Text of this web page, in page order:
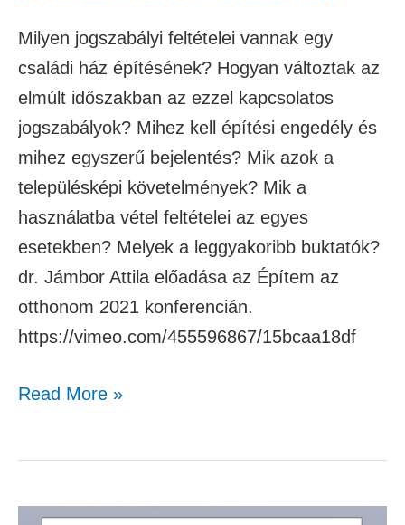
Milyen jogszabályi feltételei vannak egy
családi ház építésének? Hogyan változtak az
elmúlt időszakban az ezzel kapcsolatos
jogszabályok? Mihez kell építési engedély és
mihez egyszerű bejelentés? Mik azok a
településképi követelmények? Mik a
használatba vétel feltételei az egyes
esetekben? Melyek a leggyakoribb buktatók?
dr. Jámbor Attila előadása az Építem az
otthonom 2021 konferencián.
https://vimeo.com/455596867/15bcaa18df
Read More »